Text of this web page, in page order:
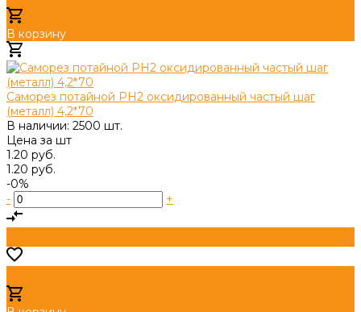
В корзину
Саморез потайной PH2 оксидированный частый шаг
(металл) 4,2*70
В наличии: 2500 шт.
Цена за шт
1.20 руб.
1.20 руб.
-0%
-
+